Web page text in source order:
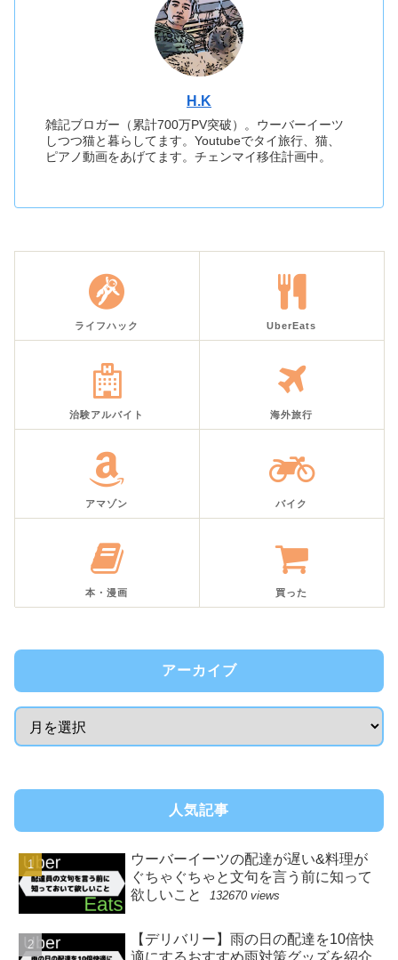
H.K
雑記ブロガー（累計700万PV突破）。ウーバーイーツ
しつつ猫と暮らしてます。Youtubeでタイ旅行、猫、
ピアノ動画をあげてます。チェンマイ移住計画中。
ライフハック UberEats
治験アルバイト 海外旅行
アマゾン バイク
本・漫画 買った
アーカイブ
人気記事
ウーバーイーツの配達が遅い&料理が
ぐちゃぐちゃと文句を言う前に知って
欲しいこと
132670 views
【デリバリー】雨の日の配達を10倍快
適にするおすすめ雨対策グッズを紹介